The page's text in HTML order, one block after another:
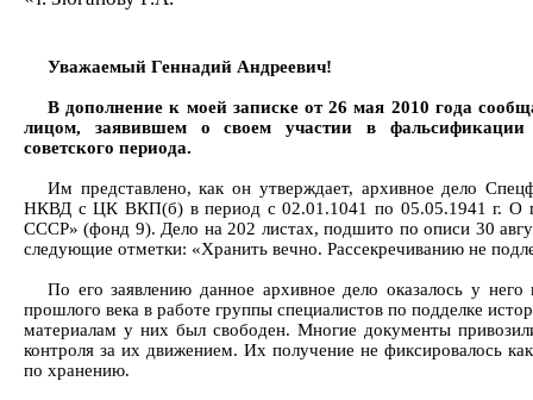
Уважаемый Геннадий Андреевич!
В дополнение к моей записке от 26 мая 2010 года
лицом, заявившем о своем участии в фальсификации
советского периода.
Им представлено, как он утверждает, архивное дело
НКВД с ЦК ВКП(б) в период с 02.01.1041 по 05.05.1941 г. О
СССР» (фонд 9). Дело на 202 листах, подшито по описи 30
следующие отметки: «Хранить вечно. Рассекречиванию не
По его заявлению данное архивное дело оказалось у
прошлого века в работе группы специалистов по подделке
материалам у них был свободен. Многие документы
контроля за их движением. Их получение не фиксировалось
по хранению.